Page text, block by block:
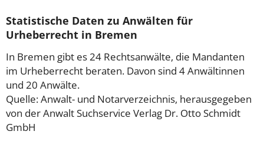
Statistische Daten zu Anwälten für
Urheberrecht in Bremen
In Bremen gibt es 24 Rechtsanwälte, die Mandanten
im Urheberrecht beraten. Davon sind 4 Anwältinnen
und 20 Anwälte.
Quelle: Anwalt- und Notarverzeichnis, herausgegeben
von der Anwalt Suchservice Verlag Dr. Otto Schmidt
GmbH